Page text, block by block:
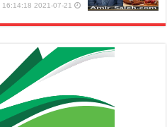
2021-07-21 16:14:18